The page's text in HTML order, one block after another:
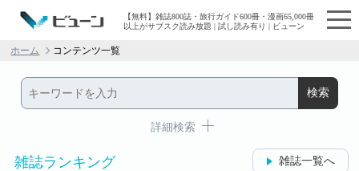
【無料】雑誌800誌・旅行ガイド600冊・漫画65,000冊
以上がサブスク読み放題 | 試し読み有り | ビューン
ホーム コンテンツ一覧
詳細検索
雑誌ランキング 雑誌一覧へ